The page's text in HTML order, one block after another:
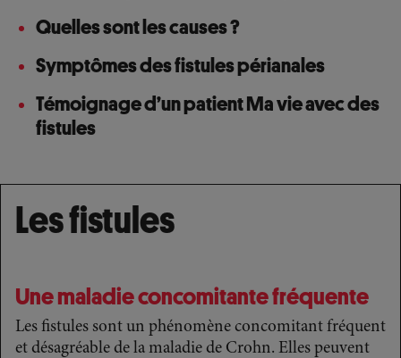
Quelles sont les causes ?
Symptômes des fistules périanales
Témoignage d’un patient Ma vie avec des
fistules
Les fistules
Une maladie concomitante fréquente
Les fistules sont un phénomène concomitant fréquent
et désagréable de la maladie de Crohn. Elles peuvent